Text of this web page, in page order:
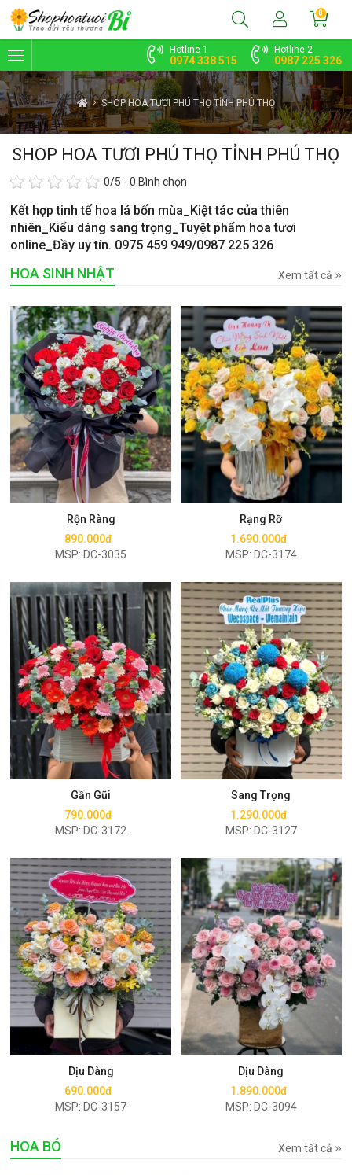
Hotline 1
0974 338 515
Hotline 2
0987 225 326
0
SHOP HOA TƯƠI PHÚ THỌ TỈNH PHÚ THỌ
SHOP HOA TƯƠI PHÚ THỌ TỈNH PHÚ THỌ
0/5 -0 Bình chọn
Kết hợp tinh tế hoa lá bốn mùa_Kiệt tác của thiên
nhiên_Kiểu dáng sang trọng_Tuyệt phẩm hoa tươi
online_Đầy uy tín. 0975 459 949/0987 225 326
HOA SINH NHẬT Xem tất cả
Rộn Ràng
890.000đ
MSP: DC-3035
Mua ngay
Rạng Rỡ
1.690.000đ
MSP: DC-3174
Mua ngay
Gần Gũi
790.000đ
MSP: DC-3172
Mua ngay
Sang Trọng
1.290.000đ
MSP: DC-3127
Mua ngay
Dịu Dàng
690.000đ
MSP: DC-3157
Mua ngay
Dịu Dàng
1.890.000đ
MSP: DC-3094
Mua ngay
HOA BÓ Xem tất cả